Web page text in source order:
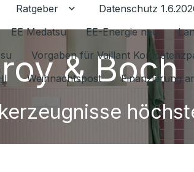
Ratgeber Untermenü für Ratgeber
Datenschutz
EE Medatsu EE-Energie neu
Vorgaben für Vaillant
Weihnachtspost Finanzierung
& Boch